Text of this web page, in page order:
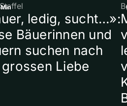
Min
ledig, sucht…»:
Bäuerinnen und
suchen nach
Liebe